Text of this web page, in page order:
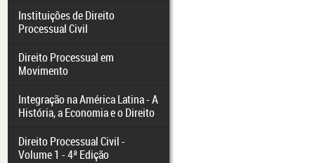
Instituições de Direito
Processual Civil
Direito Processual em
Movimento
Integração na América Latina - A
História, a Economia e o Direito
Direito Processual Civil -
Volume 1 - 4ª Edição